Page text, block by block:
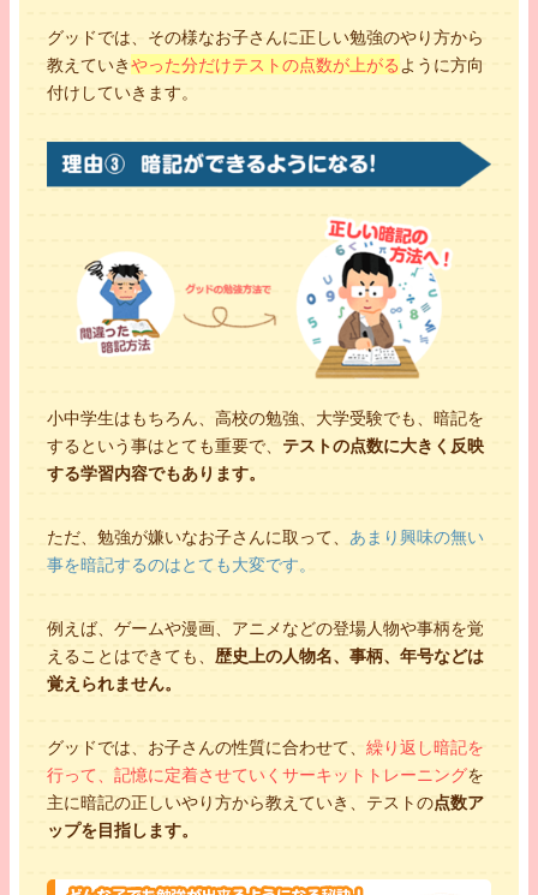
夢
日本語教師orマスコミ関係
趣味
ピアノ・書道・音楽鑑賞
中学の頃は部活がとても忙しく、勉強をする時間があまり無かったのです
が、効率よく勉強するために計画を立てたりして工夫していました。なの
て、教えていきたいと思います。以前までは浪人生の家庭教師を担当してい
ましたので、その経験が活かせる面があればいいなと思います。
体験授業を受けてみる
タケ先生
夢
高校教師
グッドでは、その様なお子さんに正しい勉強のやり方から
教えていきやった分だけテストの点数が上がる ように方向
付けしていきます。
小中学生はもちろん、高校の勉強、大学受験でも、暗記を
するという事はとても重要で、 テストの点数に大きく反映
する学習内容でもあります。
ただ、勉強が嫌いなお子さんに取って、 あまり興味の無い
事を暗記するのはとても大変です。
例えば、ゲームや漫画、アニメなどの登場人物や事柄を覚
えることはできても、 歴史上の人物名、事柄、年号などは
覚えられません。
グッドでは、お子さんの性質に合わせて、 繰り返し暗記を
行って、記憶に定着させていくサーキットトレーニングを
主に暗記の正しいやり方から教えていき、テストの点数ア
ップを目指します。